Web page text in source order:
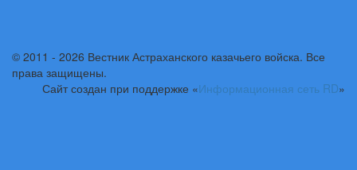
© 2011 - 2026 Вестник Астраханского казачьего войска. Все
права защищены.
Сайт создан при поддержке «Информационная сеть RD»